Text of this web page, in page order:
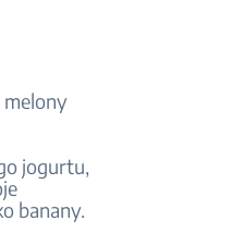
melony
jogurtu,
banany.